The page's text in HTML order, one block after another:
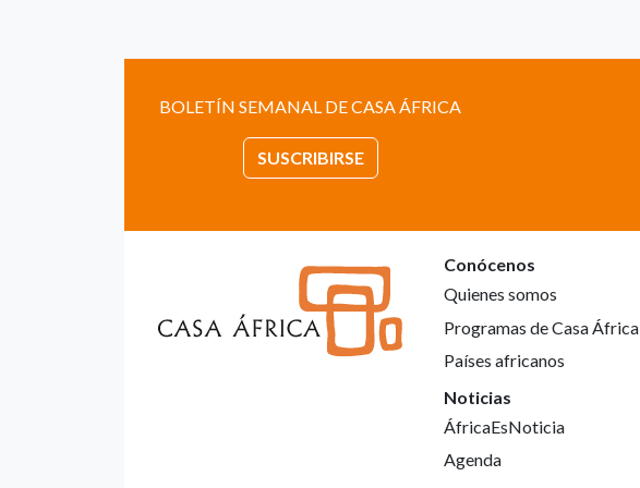
BOLETÍN SEMANAL DE CASA ÁFRICA
SUSCRIBIRSE
Conócenos
Quienes somos
Programas de Casa África
Países africanos
Noticias
ÁfricaEsNoticia
Agenda